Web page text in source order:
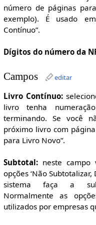
número de páginas
exemplo). É usado
Contínuo”.
Dígitos do número da
Campos editar
Livro Contínuo:
livro tenha
terminando. Se você
próximo livro com
para Livro Novo”.
Subtotal:neste campo
opções ‘Não
sistema faça a
Normalmente as
utilizados por empresas